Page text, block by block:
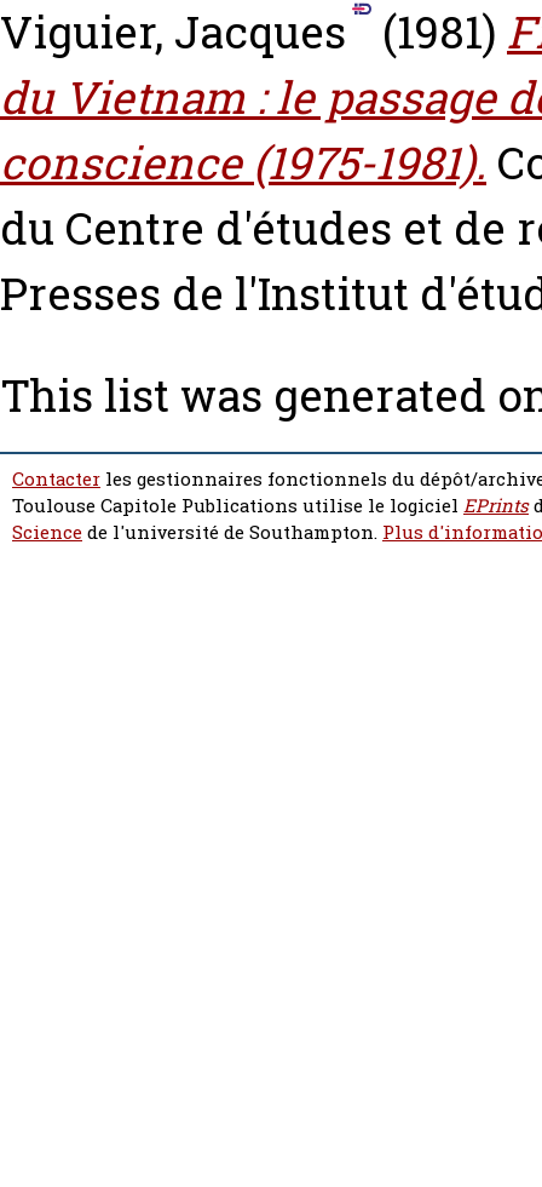
Viguier, Jacques
(1981)
du Vietnam : le passage
conscience (1975-1981).
du Centre d'études et de
Presses de l'Institut
This list was generated
Contacter les gestionnaires fonctionnels du dépôt/
Toulouse Capitole Publications utilise le logiciel EPrints
Sciencede l'université de Southampton. Plus